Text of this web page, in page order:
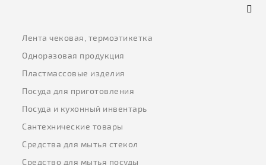
Лента чековая, термоэтикетка
Одноразовая продукция
Пластмассовые изделия
Посуда для приготовления
Посуда и кухонный инвентарь
Сантехнические товары
Средства для мытья стекол
Средство для мытья посуды